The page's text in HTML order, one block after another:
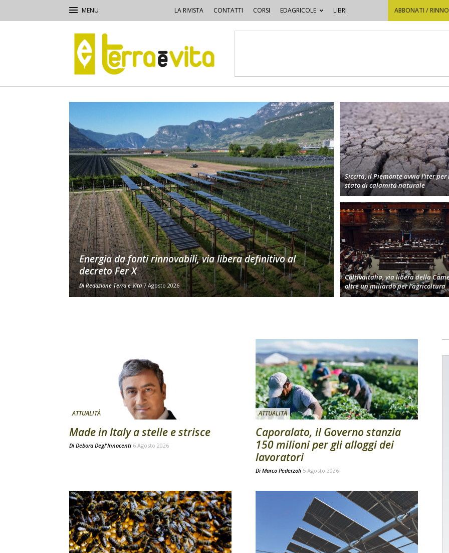
LA RIVISTA CONTATTI CORSI EDAGRICOLE LIBRI ABBONATI /
e
Vita
Energia da fonti rinnovabili, via libera definitivo al
decreto Fer X
DiRedazione Terra e Vita 7 Agosto 2026
Siccità, il Piemonte avvia l’iter per
stato di calamità naturale
Coltivaitalia, via libera della
oltre un miliardo per l’agricoltura
ATTUALITÀ
Made in Italy a stelle e strisce
Di Debora Degl'Innocenti 6 Agosto 2026
ATTUALITÀ
Caporalato, il Governo stanzia
150 milioni per gli alloggi dei
lavoratori
Di Marco Pederzoli 5 Agosto 2026